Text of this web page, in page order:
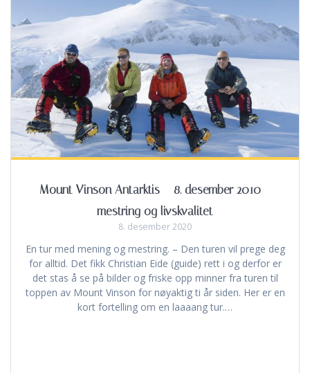
Mount Vinson Antarktis – 8. desember 2010 –
mestring og livskvalitet
8. desember 2020
En tur med mening og mestring. – Den turen vil prege deg
for alltid. Det fikk Christian Eide (guide) rett i og derfor er
det stas å se på bilder og friske opp minner fra turen til
toppen av Mount Vinson for nøyaktig ti år siden. Her er en
kort fortelling om en laaaang tur.…